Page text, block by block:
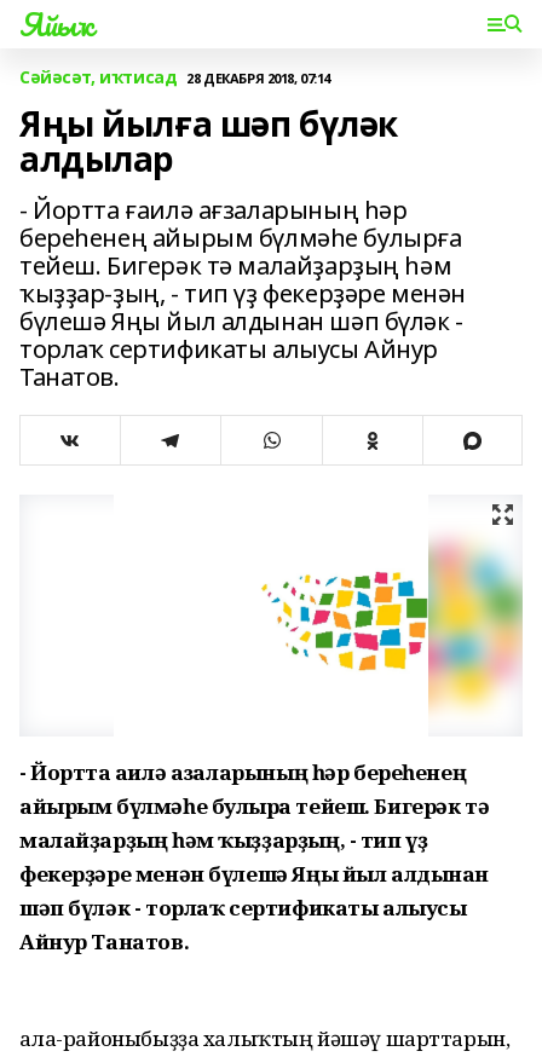
Яйыҡ
Сәйәсәт, иҡтисад 28 ДЕКАБРЯ 2018, 07:14
Яңы йылға шәп бүләк
алдылар
- Йортта ғаилә ағзаларының һәр
береһенең айырым бүлмәһе булырға
тейеш. Бигерәк тә малайҙарҙың һәм
ҡыҙҙар-ҙың, - тип үҙ фекерҙәре менән
бүлешә Яңы йыл алдынан шәп бүләк -
торлаҡ сертификаты алыусы Айнур
Танатов.
- Йортта ғаилә ағзаларының һәр береһенең
айырым бүлмәһе булырға тейеш. Бигерәк тә
малайҙарҙың һәм ҡыҙҙарҙың, - тип үҙ
фекерҙәре менән бүлешә Яңы йыл алдынан
шәп бүләк - торлаҡ сертификаты алыусы
Айнур Танатов.
Ҡала-районыбыҙҙа халыҡтың йәшәү шарттарын,